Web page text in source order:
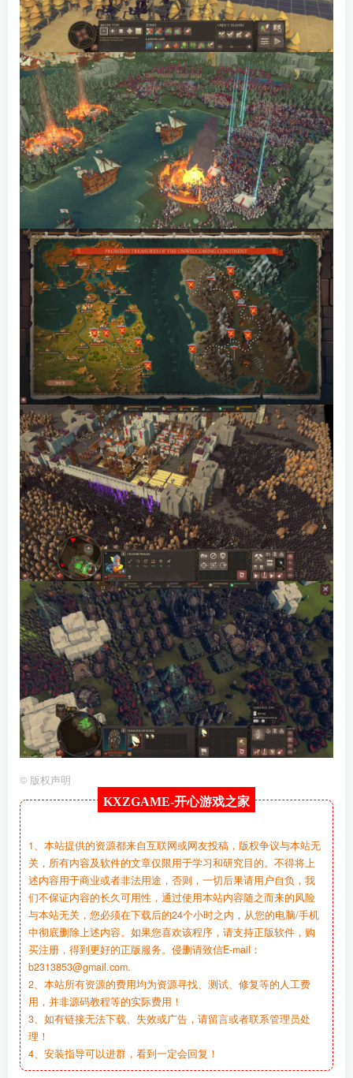
© 版权声明
KXZGAME-开心游戏之家
1、本站提供的资源都来自互联网或网友投稿，版权争议与本站无
关，所有内容及软件的文章仅限用于学习和研究目的。不得将上
述内容用于商业或者非法用途，否则，一切后果请用户自负，我
们不保证内容的长久可用性，通过使用本站内容随之而来的风险
与本站无关，您必须在下载后的24个小时之内，从您的电脑/手机
中彻底删除上述内容。如果您喜欢该程序，请支持正版软件，购
买注册，得到更好的正版服务。侵删请致信E-mail：
b2313853@gmail.com.
2、本站所有资源的费用均为资源寻找、测试、修复等的人工费
用，并非源码教程等的实际费用！
3、如有链接无法下载、失效或广告，请留言或者联系管理员处
理！
4、安装指导可以进群，看到一定会回复！